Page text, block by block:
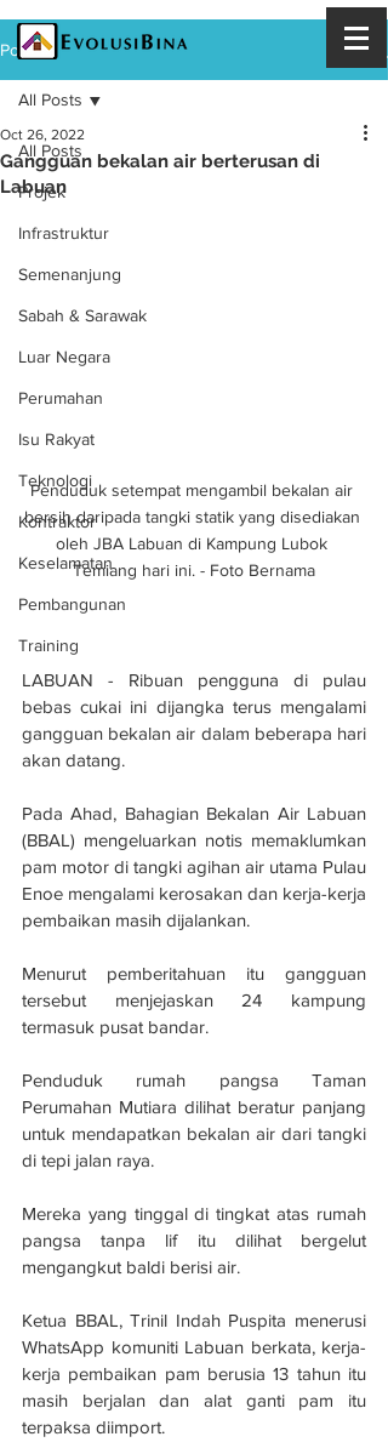
Post
All Posts
Projek
Infrastruktur
Semenanjung
Sabah & Sarawak
Luar Negara
Perumahan
Isu Rakyat
Teknologi
Kontraktor
Keselamatan
Pembangunan
Training
All Posts
Gangguan bekalan air berterusan di
Labuan
Oct 26, 2022
Penduduk setempat mengambil bekalan air
bersih daripada tangki statik yang disediakan
oleh JBA Labuan di Kampung Lubok
Temiang hari ini. - Foto Bernama
LABUAN - Ribuan pengguna di pulau
bebas cukai ini dijangka terus mengalami
gangguan bekalan air dalam beberapa hari
akan datang.
Pada Ahad, Bahagian Bekalan Air Labuan
(BBAL) mengeluarkan notis memaklumkan
pam motor di tangki agihan air utama Pulau
Enoe mengalami kerosakan dan kerja-kerja
pembaikan masih dijalankan.
Menurut pemberitahuan itu gangguan
tersebut menjejaskan 24 kampung
termasuk pusat bandar.
Penduduk rumah pangsa Taman
Perumahan Mutiara dilihat beratur panjang
untuk mendapatkan bekalan air dari tangki
di tepi jalan raya.
Mereka yang tinggal di tingkat atas rumah
pangsa tanpa lif itu dilihat bergelut
mengangkut baldi berisi air.
Ketua BBAL, Trinil Indah Puspita menerusi
WhatsApp komuniti Labuan berkata, kerja-
kerja pembaikan pam berusia 13 tahun itu
masih berjalan dan alat ganti pam itu
terpaksa diimport.